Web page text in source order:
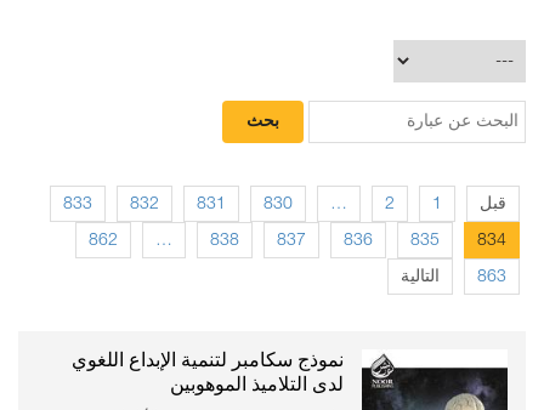
قبل 1
2
…
830
831
832
833
834
835
836
837
838
…
862
863 التالية
نموذج سكامبر لتنمية الإبداع اللغوي
لدى التلاميذ الموهوبين